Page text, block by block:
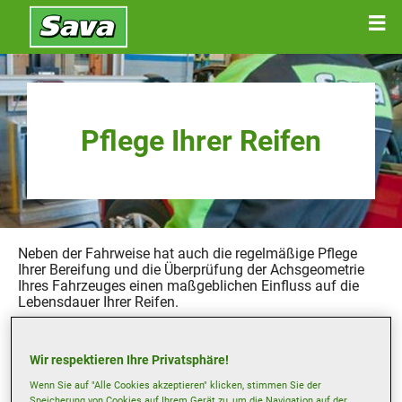
Pflege Ihrer Reifen
Neben der Fahrweise hat auch die regelmäßige Pflege
Ihrer Bereifung und die Überprüfung der Achsgeometrie
Ihres Fahrzeuges einen maßgeblichen Einfluss auf die
Lebensdauer Ihrer Reifen.
abhängt, ist es sehr schwer den besten Termin für einen
Austausch Ihrer Reifen vorherzusagen. Da Reifen die
einzige Verbindung zwischen Ihrem Fahrzeug und der
Wir respektieren Ihre Privatsphäre!
Wenn Sie auf "Alle Cookies akzeptieren" klicken, stimmen Sie der